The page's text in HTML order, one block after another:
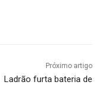
Próximo artigo
Ladrão furta bateria de